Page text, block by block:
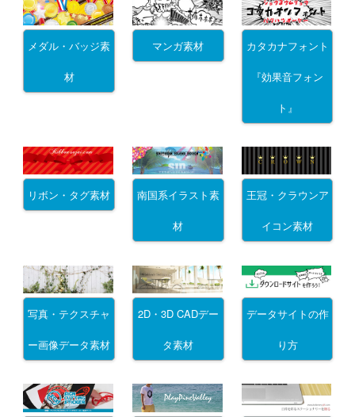
メダル・バッジ素
材
マンガ素材 カタカナフォント
『効果音フォン
ト』
リボン・タグ素材 南国系イラスト素
材
王冠・クラウンア
イコン素材
写真・テクスチャ
ー画像データ素材
2D・3D CADデー
タ素材
データサイトの作
り方